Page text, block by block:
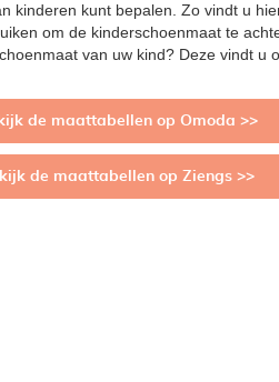
kinderen kunt bepalen. Zo vindt u
om de kinderschoenmaat te
van uw kind? Deze vindt u
de maattabellen op Omoda >>
de maattabellen op Ziengs >>